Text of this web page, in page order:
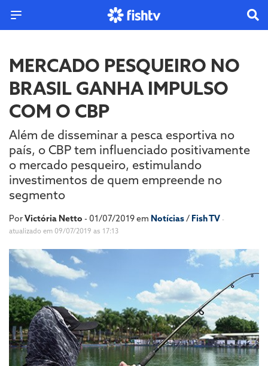
MERCADO PESQUEIRO NO
BRASIL GANHA IMPULSO
COM O CBP
Além de disseminar a pesca esportiva no
país, o CBP tem influenciado positivamente
o mercado pesqueiro, estimulando
investimentos de quem empreende no
segmento
PorVictória Netto - 01/07/2019 em Notícias/ Fish TV -
atualizado em 09/07/2019 as 17:13